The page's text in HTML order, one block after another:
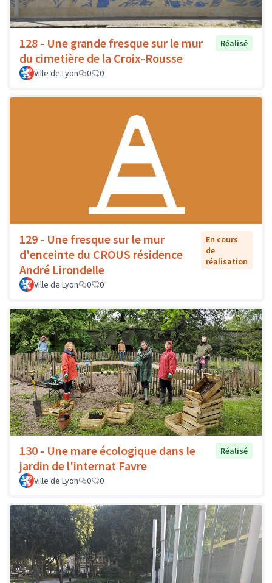
128 - Une grande fresque sur le mur
du cimetière de la Croix-Rousse
Réalisé
Ville de Lyon 0 0
129 - Une fresque sur le mur
d'enceinte du CROUS résidence
André Lirondelle
En cours
de
réalisation
Ville de Lyon 0 0
130 - Une mare écologique dans le
jardin de l'internat Favre
Réalisé
Ville de Lyon 0 0